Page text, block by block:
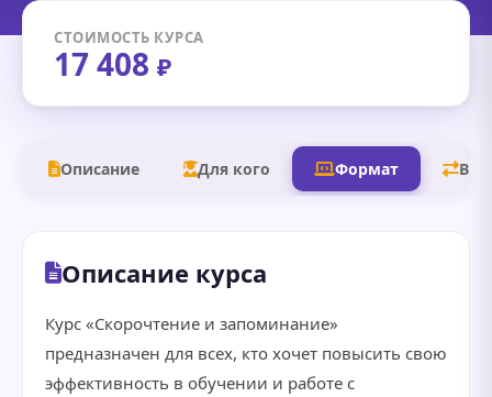
СТОИМОСТЬ КУРСА
17 408 ₽
Описание Для кого Формат В
Описание курса
Курс «Скорочтение и запоминание»
предназначен для всех, кто хочет повысить свою
эффективность в обучении и работе с